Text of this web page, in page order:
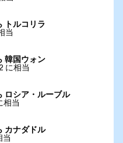
トルコリラ
当
韓国ウォン
に相当
ロシア・ルーブル
相当
カナダドル
当